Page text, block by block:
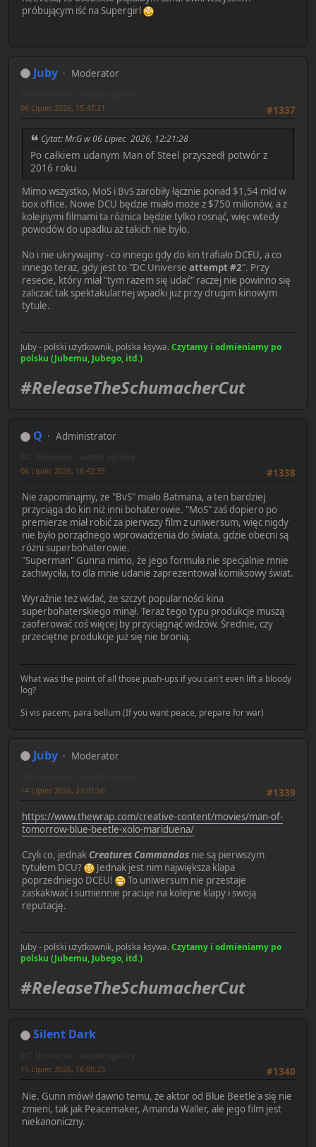
próbującym iść na Supergirl
Juby Moderator
#1337
06 Lipiec 2026, 15:47:21
Cytat: Mr.G w 06 Lipiec 2026, 12:21:28
Po całkiem udanym Man of Steel przyszedł potwór z
2016 roku
Mimo wszystko, MoS i BvS zarobiły łącznie ponad $1,54 mld w
box office. Nowe DCU będzie miało może z $750 milionów, a z
kolejnymi filmami ta różnica będzie tylko rosnąć, więc wtedy
powodów do upadku aż takich nie było.
No i nie ukrywajmy - co innego gdy do kin trafiało DCEU, a co
innego teraz, gdy jest to "DC Universe attempt #2". Przy
resecie, który miał "tym razem się udać" raczej nie powinno się
zaliczać tak spektakularnej wpadki już przy drugim kinowym
tytule.
Juby - polski użytkownik, polska ksywa.Czytamy i odmieniamy po
polsku (Jubemu, Jubego, itd.)
#ReleaseTheSchumacherCut
Q Administrator
#1338
06 Lipiec 2026, 16:42:35
Nie zapominajmy, że "BvS" miało Batmana, a ten bardziej
przyciąga do kin niż inni bohaterowie. "MoS" zaś dopiero po
premierze miał robić za pierwszy film z uniwersum, więc nigdy
nie było porządnego wprowadzenia do świata, gdzie obecni są
różni superbohaterowie.
"Superman" Gunna mimo, że jego formuła nie specjalnie mnie
zachwyciła, to dla mnie udanie zaprezentował komiksowy świat.
Wyraźnie też widać, że szczyt popularności kina
superbohaterskiego minął. Teraz tego typu produkcje muszą
zaoferować coś więcej by przyciągnąć widzów. Średnie, czy
przeciętne produkcje już się nie bronią.
What was the point of all those push-ups if you can't even lift a bloody
log?
Si vis pacem, para bellum (If you want peace, prepare for war)
Juby Moderator
#1339
14 Lipiec 2026, 23:01:56
https://www.thewrap.com/creative-content/movies/man-of-
tomorrow-blue-beetle-xolo-mariduena/
Czyli co, jednak Creatures Commandos nie są pierwszym
tytułem DCU?
Jednak jest nim największa klapa
poprzedniego DCEU!
To uniwersum nie przestaje
zaskakiwać i sumiennie pracuje na kolejne klapy i swoją
reputację.
Juby - polski użytkownik, polska ksywa.Czytamy i odmieniamy po
polsku (Jubemu, Jubego, itd.)
#ReleaseTheSchumacherCut
Silent Dark
#1340
15 Lipiec 2026, 16:05:25
Nie. Gunn mówił dawno temu, że aktor od Blue Beetle'a się nie
zmieni, tak jak Peacemaker, Amanda Waller, ale jego film jest
niekanoniczny.